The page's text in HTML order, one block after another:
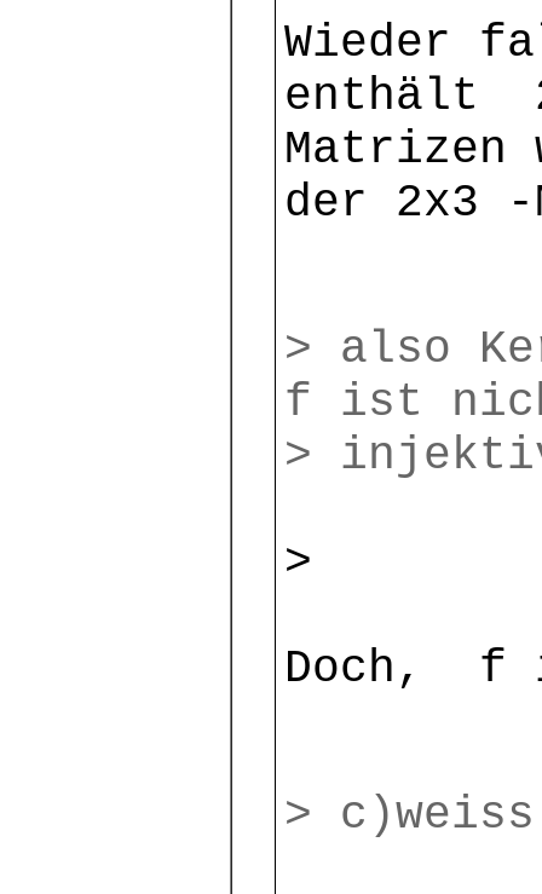
Wieder
enthält
Matrizen
der 2x3
> also
f ist
>
>
Doch,
>